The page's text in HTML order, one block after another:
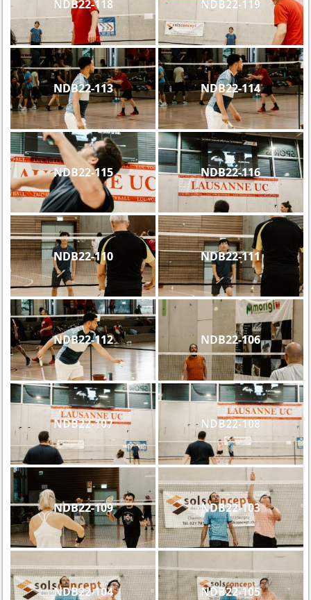
NDB22-118 NDB22-119
NDB22-113 NDB22-114
NDB22-115 NDB22-116
NDB22-110 NDB22-111
NDB22-112 NDB22-106
NDB22-107 NDB22-108
NDB22-109 NDB22-103
NDB22-104 NDB22-105